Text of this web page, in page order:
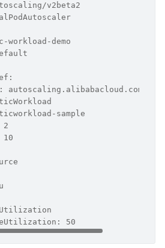
v2beta2
workload-demo
autoscaling.alibabacloud.com/
sample
2
10
50